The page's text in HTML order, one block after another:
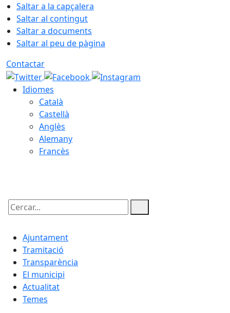
Saltar a la capçalera
Saltar al contingut
Saltar a documents
Saltar al peu de pàgina
Contactar
Idiomes
Català
Castellà
Anglès
Alemany
Francès
Cercar:
Ajuntament
Tramitació
Transparència
El municipi
Actualitat
Temes